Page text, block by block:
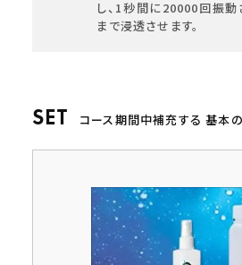
し、1秒間に20000回振
まで浸透させます。
コース期間中補充する 基本